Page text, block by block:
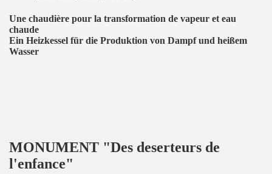
Une chaudière pour la transformation de vapeur et eau
chaude
Ein Heizkessel für die Produktion von Dampf und heißem
Wasser
MONUMENT "Des deserteurs de
l'enfance"